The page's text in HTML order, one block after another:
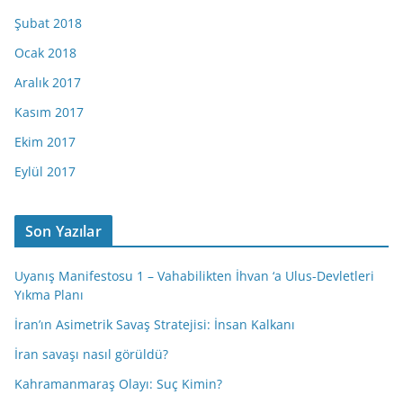
Şubat 2018
Ocak 2018
Aralık 2017
Kasım 2017
Ekim 2017
Eylül 2017
Son Yazılar
Uyanış Manifestosu 1 – Vahabilikten İhvan ‘a Ulus-Devletleri
Yıkma Planı
İran’ın Asimetrik Savaş Stratejisi: İnsan Kalkanı
İran savaşı nasıl görüldü?
Kahramanmaraş Olayı: Suç Kimin?